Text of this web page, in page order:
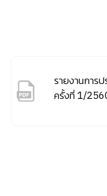
รายงานการ
ครั้งที่ 1/